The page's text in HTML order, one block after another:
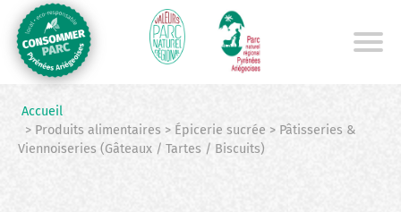
contenu
principal
Accueil
> Produits alimentaires > Épicerie sucrée > Pâtisseries &
Viennoiseries (Gâteaux / Tartes / Biscuits)